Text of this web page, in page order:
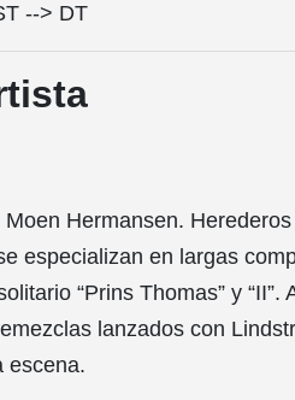
--> DT
Hermansen.
especializan en largas
“Prins Thomas” y “II”.
lanzados con
escena.